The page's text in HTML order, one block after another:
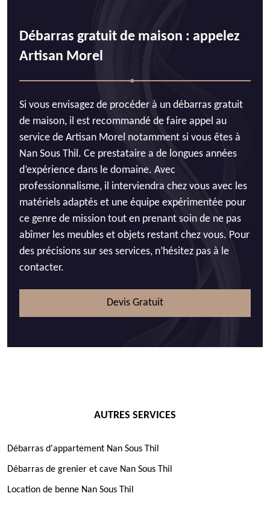
Débarras gratuit de maison : appelez
Artisan Morel
Si vous envisagez de procéder à un débarras gratuit
de maison, il est recommandé de faire appel au
service de Artisan Morel notamment si vous êtes à
Nan Sous Thil. Ce prestataire a de longues années
d’expérience dans le domaine. Avec
professionnalisme, il interviendra chez vous avec les
matériels adaptés et une équipe expérimentée pour
ce genre de mission tout en prenant soin de ne pas
abîmer les meubles et objets restant chez vous. Pour
des précisions sur ses services, n’hésitez pas à le
contacter.
Devis Gratuit
AUTRES SERVICES
Débarras d'appartement Nan Sous Thil
Débarras de grenier et cave Nan Sous Thil
Location de benne Nan Sous Thil